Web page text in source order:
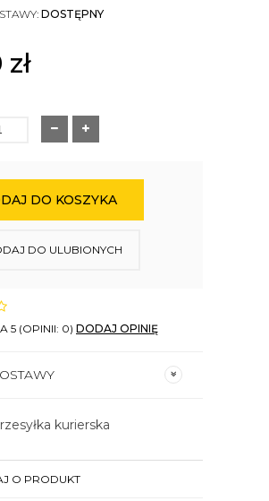
DOSTĘPNY
zł
DO KOSZYKA
DO ULUBIONYCH
5 (OPINII: 0) DODAJ OPINIĘ
kurierska
O PRODUKT